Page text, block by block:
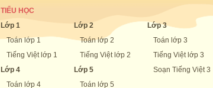
TIỂU HỌC
Lớp 1
Toán lớp 1
Tiếng Việt lớp 1
Lớp 4
Toán lớp 4
Lớp 2
Toán lớp 2
Tiếng Việt lớp 2
Lớp 5
Toán lớp 5
Lớp 3
Toán lớp 3
Tiếng Việt lớp 3
Soạn Tiếng Việt 3